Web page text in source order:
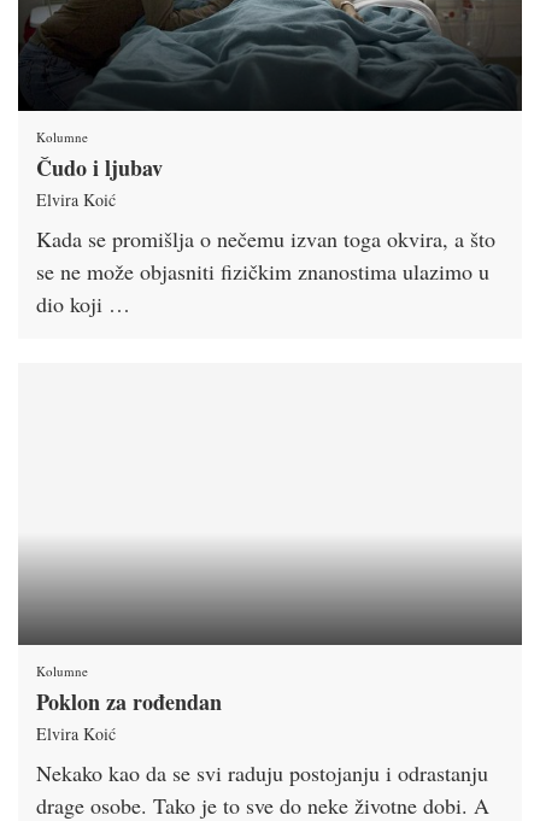
Kolumne
Čudo i ljubav
Elvira Koić
Kada se promišlja o nečemu izvan toga okvira, a što
se ne može objasniti fizičkim znanostima ulazimo u
dio koji …
Kolumne
Poklon za rođendan
Elvira Koić
Nekako kao da se svi raduju postojanju i odrastanju
drage osobe. Tako je to sve do neke životne dobi. A